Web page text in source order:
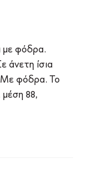
με φόδρα.
άνετη ίσια
Με φόδρα. Το
μέση 88,